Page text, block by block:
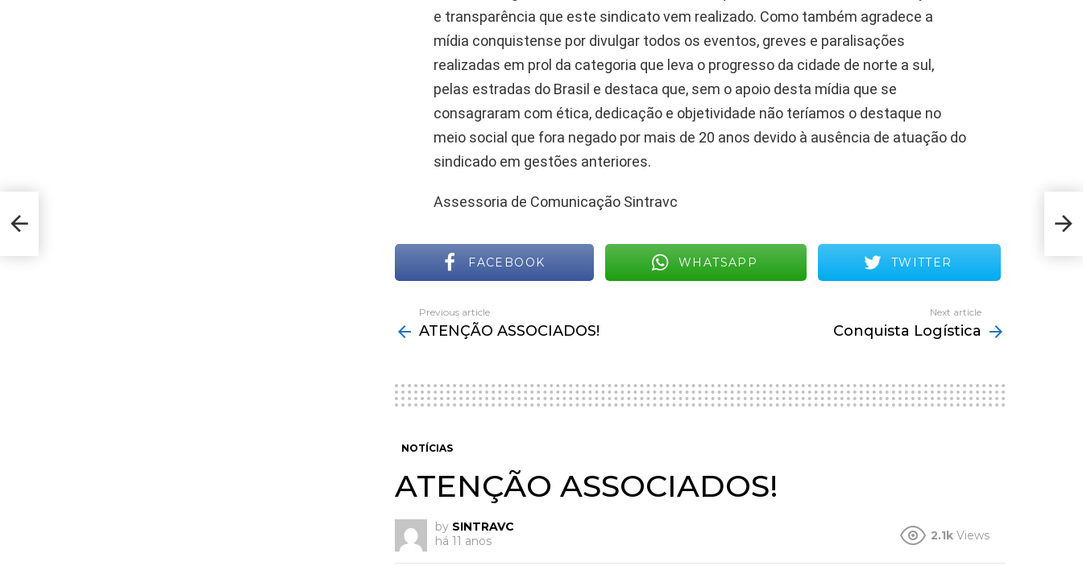
e transparência que este sindicato vem realizado. Como também agradece a
mídia conquistense por divulgar todos os eventos, greves e paralisações
realizadas em prol da categoria que leva o progresso da cidade de norte a sul,
pelas estradas do Brasil e destaca que, sem o apoio desta mídia que se
consagraram com ética, dedicação e objetividade não teríamos o destaque no
meio social que fora negado por mais de 20 anos devido à ausência de atuação do
sindicado em gestões anteriores.
Assessoria de Comunicação Sintravc
FACEBOOK WHATSAPP TWITTER
more
Previous article
ATENÇÃO ASSOCIADOS!
Next article
Conquista Logística
NOTÍCIAS
ATENÇÃO ASSOCIADOS!
by SINTRAVC
há 11 anos
2.1k Views